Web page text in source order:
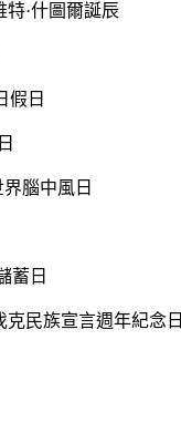
特·什圖爾誕辰
假日
界腦中風日
蓄日
克民族宣言週年紀念日